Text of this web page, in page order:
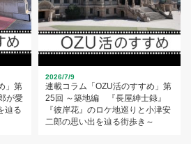
」第
が愛
辿る
2026/7/9
連載コラム「OZU活のすすめ」第
25回 ～築地編 『長屋紳士録』
『彼岸花』のロケ地巡りと小津安
二郎の思い出を辿る街歩き～